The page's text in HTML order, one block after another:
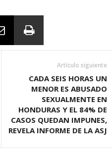
Artículo siguiente
CADA SEIS HORAS UN
MENOR ES ABUSADO
SEXUALMENTE EN
HONDURAS Y EL 84% DE
CASOS QUEDAN IMPUNES,
REVELA INFORME DE LA ASJ